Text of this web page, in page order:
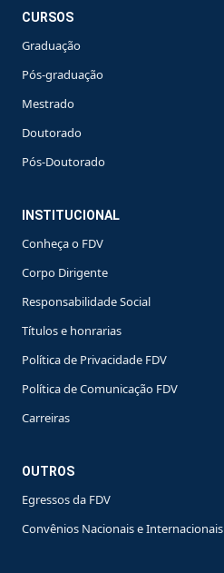
CURSOS
Graduação
Pós-graduação
Mestrado
Doutorado
Pós-Doutorado
INSTITUCIONAL
Conheça o FDV
Corpo Dirigente
Responsabilidade Social
Títulos e honrarias
Política de Privacidade FDV
Política de Comunicação FDV
Carreiras
OUTROS
Egressos da FDV
Convênios Nacionais e Internacionais